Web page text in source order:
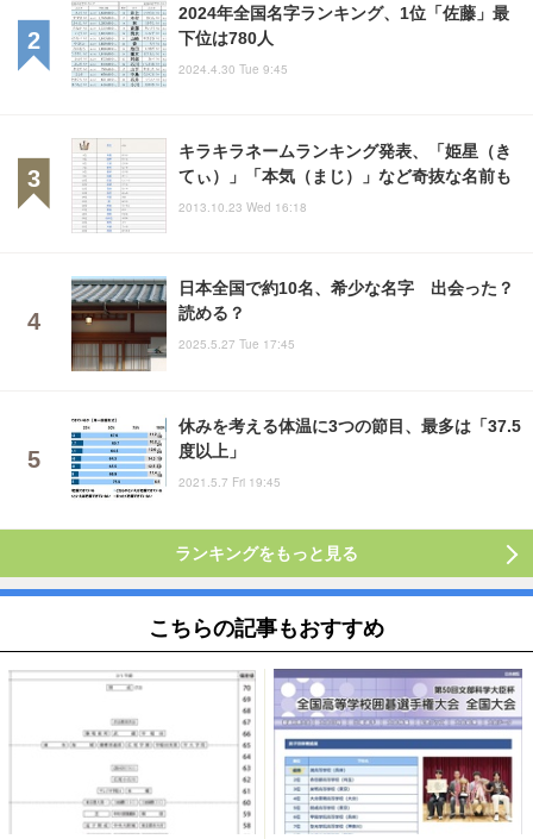
2024年全国名字ランキング、1位「佐藤」最
下位は780人
2024.4.30 Tue 9:45
キラキラネームランキング発表、「姫星（き
てぃ）」「本気（まじ）」など奇抜な名前も
2013.10.23 Wed 16:18
日本全国で約10名、希少な名字 出会った？
読める？
2025.5.27 Tue 17:45
休みを考える体温に3つの節目、最多は「37.5
度以上」
2021.5.7 Fri 19:45
ランキングをもっと見る
こちらの記事もおすすめ